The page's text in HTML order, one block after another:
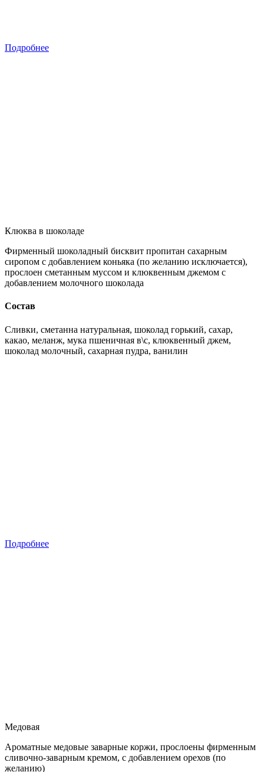
Подробнее
Клюква в шоколаде
Фирменный шоколадный бисквит пропитан сахарным
сиропом с добавлением коньяка (по желанию исключается),
прослоен сметанным муссом и клюквенным джемом с
добавлением молочного шоколада
Состав
Сливки, сметанна натуральная, шоколад горький, сахар,
какао, меланж, мука пшеничная в\с, клюквенный джем,
шоколад молочный, сахарная пудра, ванилин
Подробнее
Медовая
Ароматные медовые заварные коржи, прослоены фирменным
сливочно-заварным кремом, с добавлением орехов (по
желанию)